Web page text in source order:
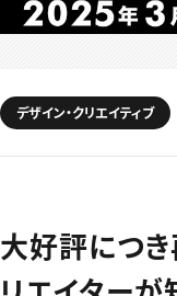
デザイン・クリエイティブ
大好評につ